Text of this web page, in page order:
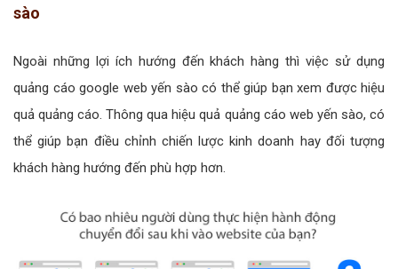
sào
Ngoài những lợi ích hướng đến khách hàng thì việc sử dụng
quảng cáo google web yến sào có thể giúp bạn xem được hiệu
quả quảng cáo. Thông qua hiệu quả quảng cáo web yến sào, có
thể giúp bạn điều chỉnh chiến lược kinh doanh hay đối tượng
khách hàng hướng đến phù hợp hơn.